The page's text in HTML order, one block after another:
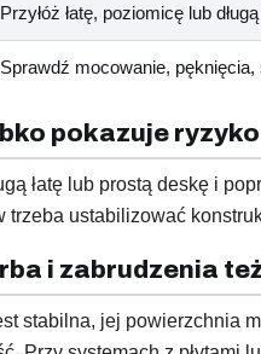
Przyłóż łatę, poziomicę lub
Sprawdź mocowanie,
pokazuje ryzyko
łatę lub prostą deskę i
trzeba ustabilizować
i zabrudzenia
stabilna, jej powierzchnia